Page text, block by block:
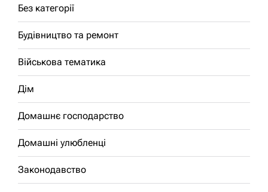
Без категорії
Будівництво та ремонт
Військова тематика
Дім
Домашнє господарство
Домашні улюбленці
Законодавство